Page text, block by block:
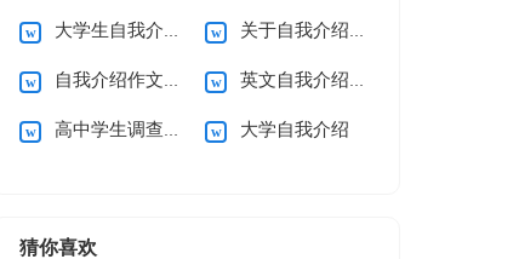
大学生自我介绍合集15篇 关于自我介绍(通用15篇)
自我介绍作文15篇 英文自我介绍(合集15篇)
高中学生调查报告 大学自我介绍
猜你喜欢